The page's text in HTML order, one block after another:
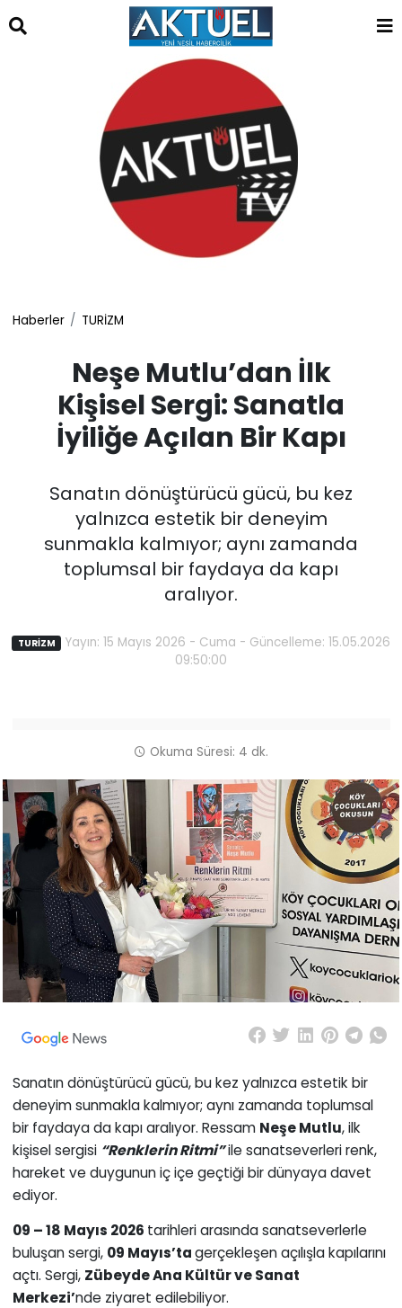
sohbet
chat
odaları
Haberler TURİZM
Neşe Mutlu’dan İlk
Kişisel Sergi: Sanatla
İyiliğe Açılan Bir Kapı
Sanatın dönüştürücü gücü, bu kez
yalnızca estetik bir deneyim
sunmakla kalmıyor; aynı zamanda
toplumsal bir faydaya da kapı
aralıyor.
TURİZM
Yayın: 15 Mayıs 2026 - Cuma - Güncelleme: 15.05.2026
09:50:00
Okuma Süresi: 4 dk.
Sanatın dönüştürücü gücü, bu kez yalnızca estetik bir
deneyim sunmakla kalmıyor; aynı zamanda toplumsal
bir faydaya da kapı aralıyor. Ressam Neşe Mutlu, ilk
kişisel sergisi “Renklerin Ritmi”ile sanatseverleri renk,
hareket ve duygunun iç içe geçtiği bir dünyaya davet
ediyor.
09 – 18 Mayıs 2026 tarihleri arasında sanatseverlerle
buluşan sergi, 09 Mayıs’tagerçekleşen açılışla kapılarını
açtı. Sergi, Zübeyde Ana Kültür ve Sanat
Merkezi’nde ziyaret edilebiliyor.